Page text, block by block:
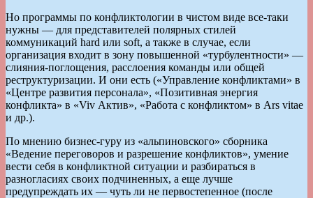
Но программы по конфликтологии в чистом виде все-таки
нужны — для представителей полярных стилей
коммуникаций hard или soft, а также в случае, если
организация входит в зону повышенной «турбулентности» —
слияния-поглощения, расслоения команды или общей
реструктуризации. И они есть («Управление конфликтами» в
«Центре развития персонала», «Позитивная энергия
конфликта» в «Viv Актив», «Работа с конфликтом» в Ars vitae
и др.).
По мнению бизнес-гуру из «альпиновского» сборника
«Ведение переговоров и разрешение конфликтов», умение
вести себя в конфликтной ситуации и разбираться в
разногласиях своих подчиненных, а еще лучше
предупреждать их — чуть ли не первостепенное (после